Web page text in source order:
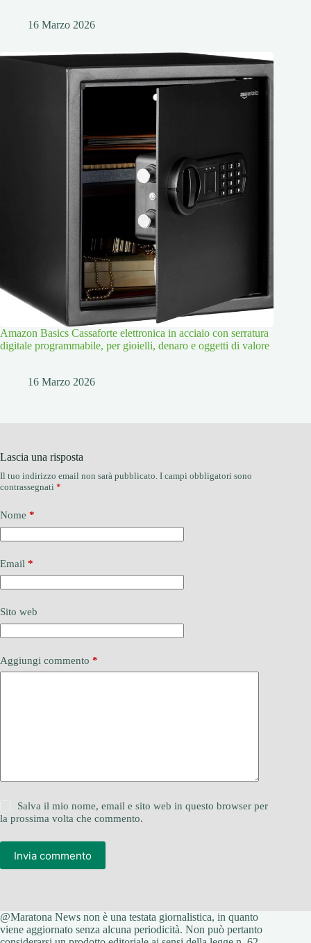
16 Marzo 2026
Amazon Basics Cassaforte elettronica in acciaio con serratura
digitale programmabile, per gioielli, denaro e oggetti di valore
16 Marzo 2026
Lascia una risposta
Il tuo indirizzo email non sarà pubblicato. I campi obbligatori sono
contrassegnati *
Nome *
Email *
Sito web
Aggiungi commento *
Salva il mio nome, email e sito web in questo browser per
la prossima volta che commento.
Invia commento
@Maratona News non è una testata giornalistica, in quanto
viene aggiornato senza alcuna periodicità. Non può pertanto